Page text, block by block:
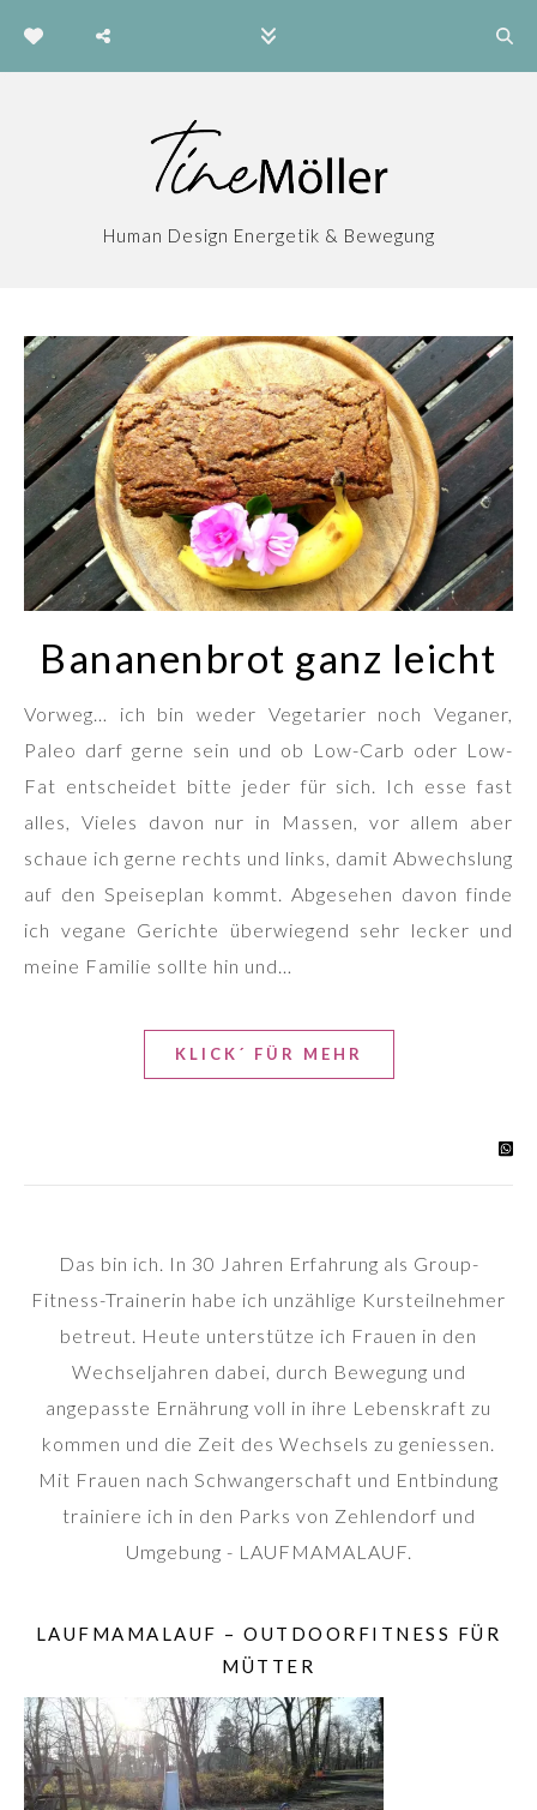
Human Design Energetik & Bewegung
Bananenbrot ganz leicht
Vorweg… ich bin weder Vegetarier noch Veganer,
Paleo darf gerne sein und ob Low-Carb oder Low-
Fat entscheidet bitte jeder für sich. Ich esse fast
alles, Vieles davon nur in Massen, vor allem aber
schaue ich gerne rechts und links, damit Abwechslung
auf den Speiseplan kommt. Abgesehen davon finde
ich vegane Gerichte überwiegend sehr lecker und
meine Familie sollte hin und…
KLICK´ FÜR MEHR
Das bin ich. In 30 Jahren Erfahrung als Group-
Fitness-Trainerin habe ich unzählige Kursteilnehmer
betreut. Heute unterstütze ich Frauen in den
Wechseljahren dabei, durch Bewegung und
angepasste Ernährung voll in ihre Lebenskraft zu
kommen und die Zeit des Wechsels zu geniessen.
Mit Frauen nach Schwangerschaft und Entbindung
trainiere ich in den Parks von Zehlendorf und
Umgebung - LAUFMAMALAUF.
LAUFMAMALAUF – OUTDOORFITNESS FÜR
MÜTTER